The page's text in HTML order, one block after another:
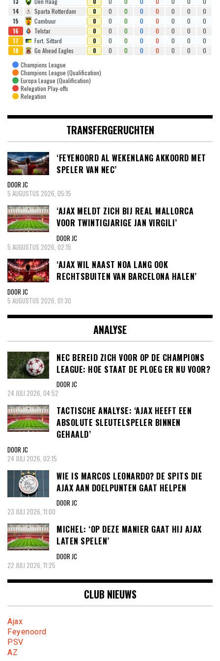
14
Sparta Rotterdam 0 0 0 0 0 0 0
0
15
Cambuur 0 0 0 0 0 0 0
0
16
Telstar 0 0 0 0 0 0 0
0
17
Fort. Sittard 0 0 0 0 0 0 0
0
18
Go Ahead Eagles 0 0 0 0 0 0 0
0
Champions League
Champions League (Qualification)
Europa League (Qualification)
Relegation Play-offs
Relegation
TRANSFERGERUCHTEN
‘FEYENOORD AL WEKENLANG AKKOORD MET
SPELER VAN NEC’
DOOR JC
5 AUGUSTUS 2026, 05:15
‘AJAX MELDT ZICH BIJ REAL MALLORCA
VOOR TWINTIGJARIGE JAN VIRGILI’
DOOR JC
5 AUGUSTUS 2026, 02:15
‘AJAX WIL NAAST NOA LANG OOK
RECHTSBUITEN VAN BARCELONA HALEN’
DOOR JC
5 AUGUSTUS 2026, 01:30
ANALYSE
NEC BEREID ZICH VOOR OP DE CHAMPIONS
LEAGUE: HOE STAAT DE PLOEG ER NU VOOR?
DOOR JC
24 JULI 2026, 04:52
TACTISCHE ANALYSE: ‘AJAX HEEFT EEN
ABSOLUTE SLEUTELSPELER BINNEN
GEHAALD’
DOOR JC
24 JULI 2026, 02:15
WIE IS MARCOS LEONARDO? DE SPITS DIE
AJAX AAN DOELPUNTEN GAAT HELPEN
DOOR JC
23 JULI 2026, 11:00
MICHEL: ‘OP DEZE MANIER GAAT HIJ AJAX
LATEN SPELEN’
DOOR JC
22 JULI 2026, 11:25
CLUB NIEUWS
Ajax
Feyenoord
PSV
AZ